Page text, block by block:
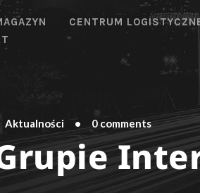
CENTRUM
Aktualności • 0 comments